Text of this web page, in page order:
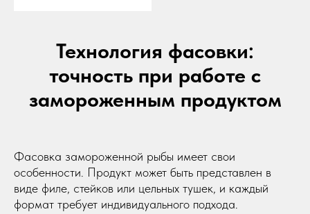
Технология фасовки:
точность при работе с
замороженным продуктом
Фасовка замороженной рыбы имеет свои
особенности. Продукт может быть представлен в
виде филе, стейков или цельных тушек, и каждый
формат требует индивидуального подхода.